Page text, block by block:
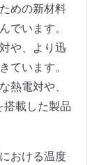
めの新材料
でいます。
や、より迅
ています。
熱電対や、
載した製品
おける温度